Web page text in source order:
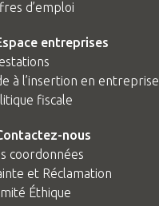
d’emploi
entreprises
à l’insertion en entreprise
fiscale
nous
coordonnées
et Réclamation
Éthique